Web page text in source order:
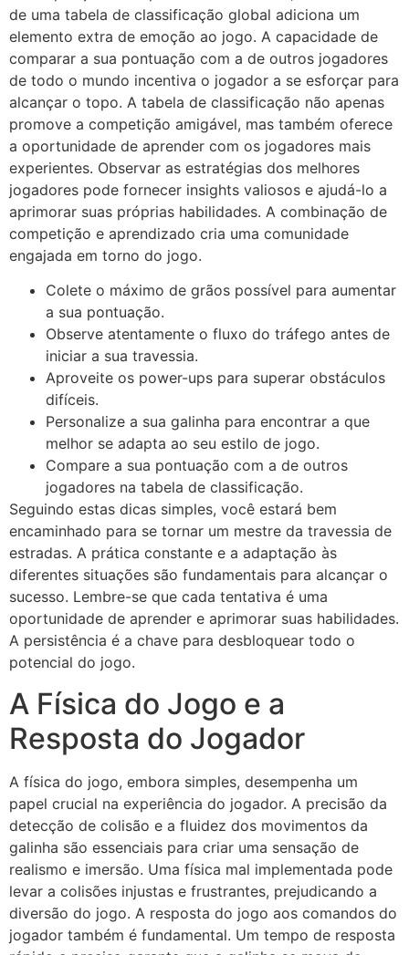
de uma tabela de classificação global adiciona um
elemento extra de emoção ao jogo. A capacidade de
comparar a sua pontuação com a de outros jogadores
de todo o mundo incentiva o jogador a se esforçar para
alcançar o topo. A tabela de classificação não apenas
promove a competição amigável, mas também oferece
a oportunidade de aprender com os jogadores mais
experientes. Observar as estratégias dos melhores
jogadores pode fornecer insights valiosos e ajudá-lo a
aprimorar suas próprias habilidades. A combinação de
competição e aprendizado cria uma comunidade
engajada em torno do jogo.
Colete o máximo de grãos possível para aumentar
a sua pontuação.
Observe atentamente o fluxo do tráfego antes de
iniciar a sua travessia.
Aproveite os power-ups para superar obstáculos
difíceis.
Personalize a sua galinha para encontrar a que
melhor se adapta ao seu estilo de jogo.
Compare a sua pontuação com a de outros
jogadores na tabela de classificação.
Seguindo estas dicas simples, você estará bem
encaminhado para se tornar um mestre da travessia de
estradas. A prática constante e a adaptação às
diferentes situações são fundamentais para alcançar o
sucesso. Lembre-se que cada tentativa é uma
oportunidade de aprender e aprimorar suas habilidades.
A persistência é a chave para desbloquear todo o
potencial do jogo.
A Física do Jogo e a
Resposta do Jogador
A física do jogo, embora simples, desempenha um
papel crucial na experiência do jogador. A precisão da
detecção de colisão e a fluidez dos movimentos da
galinha são essenciais para criar uma sensação de
realismo e imersão. Uma física mal implementada pode
levar a colisões injustas e frustrantes, prejudicando a
diversão do jogo. A resposta do jogo aos comandos do
jogador também é fundamental. Um tempo de resposta